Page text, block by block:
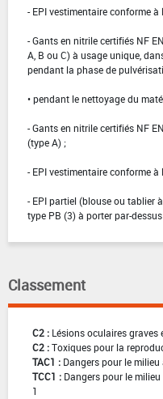
- EPI vestimentaire conforme
- Gants en nitrile certifiés NF
A, B ou C) à usage unique,
pendant la phase de
• pendant le nettoyage du
- Gants en nitrile certifiés NF
(type A) ;
- EPI vestimentaire conforme
- EPI partiel (blouse ou tablier
type PB (3) à porter par-
Classement
C2 : Lésions oculaires
C2 :Toxiques pour la
TAC1 : Dangers pour le
TCC1 : Dangers pour le
1